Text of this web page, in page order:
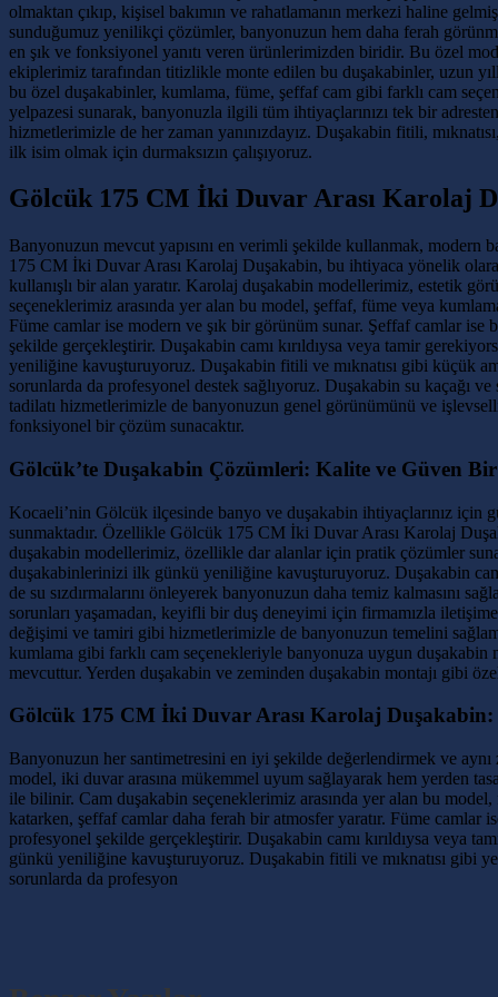
olmaktan çıkıp, kişisel bakımın ve rahatlamanın merkezi haline
sunduğumuz yenilikçi çözümler, banyonuzun hem daha ferah
en şık ve fonksiyonel yanıtı veren ürünlerimizden biridir. Bu özel
ekiplerimiz tarafından titizlikle monte edilen bu duşakabinler, uzun
bu özel duşakabinler, kumlama, füme, şeffaf cam gibi farklı cam
yelpazesi sunarak, banyonuzla ilgili tüm ihtiyaçlarınızı tek bir
hizmetlerimizle de her zaman yanınızdayız. Duşakabin fitili,
ilk isim olmak için durmaksızın çalışıyoruz.
Gölcük 175 CM İki Duvar Arası Karolaj
Banyonuzun mevcut yapısını en verimli şekilde kullanmak, modern
175 CM İki Duvar Arası Karolaj Duşakabin, bu ihtiyaca yönelik
kullanışlı bir alan yaratır. Karolaj duşakabin modellerimiz, estetik
seçeneklerimiz arasında yer alan bu model, şeffaf, füme veya
Füme camlar ise modern ve şık bir görünüm sunar. Şeffaf camlar
şekilde gerçekleştirir. Duşakabin camı kırıldıysa veya tamir
yeniliğine kavuşturuyoruz. Duşakabin fitili ve mıknatısı gibi küçük
sorunlarda da profesyonel destek sağlıyoruz. Duşakabin su kaçağı
tadilatı hizmetlerimizle de banyonuzun genel görünümünü ve
fonksiyonel bir çözüm sunacaktır.
Gölcük’te Duşakabin Çözümleri: Kalite ve Güven
Kocaeli’nin Gölcük ilçesinde banyo ve duşakabin ihtiyaçlarınız için
sunmaktadır. Özellikle Gölcük 175 CM İki Duvar Arası Karolaj
duşakabin modellerimiz, özellikle dar alanlar için pratik çözümler
duşakabinlerinizi ilk günkü yeniliğine kavuşturuyoruz. Duşakabin
de su sızdırmalarını önleyerek banyonuzun daha temiz kalmasını
sorunları yaşamadan, keyifli bir duş deneyimi için firmamızla
değişimi ve tamiri gibi hizmetlerimizle de banyonuzun temelini
kumlama gibi farklı cam seçenekleriyle banyonuza uygun
mevcuttur. Yerden duşakabin ve zeminden duşakabin montajı gibi
Gölcük 175 CM İki Duvar Arası Karolaj
Banyonuzun her santimetresini en iyi şekilde değerlendirmek ve
model, iki duvar arasına mükemmel uyum sağlayarak hem yerden
ile bilinir. Cam duşakabin seçeneklerimiz arasında yer alan bu
katarken, şeffaf camlar daha ferah bir atmosfer yaratır. Füme
profesyonel şekilde gerçekleştirir. Duşakabin camı kırıldıysa veya
günkü yeniliğine kavuşturuyoruz. Duşakabin fitili ve mıknatısı gibi
sorunlarda da profesyon